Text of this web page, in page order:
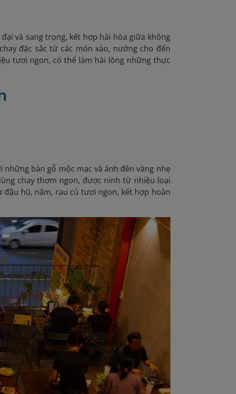
và sang trọng, kết hợp hài hòa giữa không
đặc sắc từ các món xào, nướng cho đến
tươi ngon, có thể làm hài lòng những thực
bàn gỗ mộc mạc và ánh đèn vàng nhẹ
chay thơm ngon, được ninh từ nhiều loại
hũ, nấm, rau củ tươi ngon, kết hợp hoàn